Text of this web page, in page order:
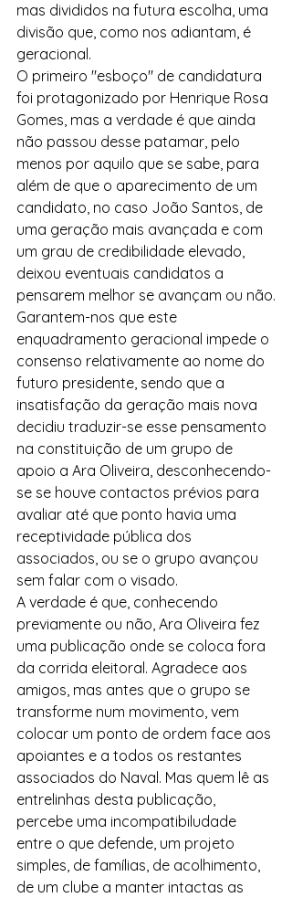
mas divididos na futura escolha, uma
divisão que, como nos adiantam, é
geracional.
O primeiro "esboço" de candidatura
foi protagonizado por Henrique Rosa
Gomes, mas a verdade é que ainda
não passou desse patamar, pelo
menos por aquilo que se sabe, para
além de que o aparecimento de um
candidato, no caso João Santos, de
uma geração mais avançada e com
um grau de credibilidade elevado,
deixou eventuais candidatos a
pensarem melhor se avançam ou não.
Garantem-nos que este
enquadramento geracional impede o
consenso relativamente ao nome do
futuro presidente, sendo que a
insatisfação da geração mais nova
decidiu traduzir-se esse pensamento
na constituição de um grupo de
apoio a Ara Oliveira, desconhecendo-
se se houve contactos prévios para
avaliar até que ponto havia uma
receptividade pública dos
associados, ou se o grupo avançou
sem falar com o visado.
A verdade é que, conhecendo
previamente ou não, Ara Oliveira fez
uma publicação onde se coloca fora
da corrida eleitoral. Agradece aos
amigos, mas antes que o grupo se
transforme num movimento, vem
colocar um ponto de ordem face aos
apoiantes e a todos os restantes
associados do Naval. Mas quem lê as
entrelinhas desta publicação,
percebe uma incompatibiludade
entre o que defende, um projeto
simples, de famílias, de acolhimento,
de um clube a manter intactas as